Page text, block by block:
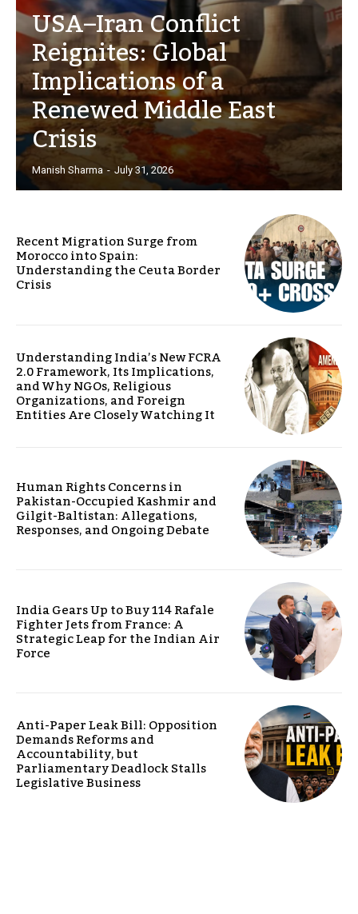
USA–Iran Conflict
Reignites: Global
Implications of a
Renewed Middle East
Crisis
Manish Sharma - July 31, 2026
Recent Migration Surge from
Morocco into Spain:
Understanding the Ceuta Border
Crisis
Understanding India’s New FCRA
2.0 Framework, Its Implications,
and Why NGOs, Religious
Organizations, and Foreign
Entities Are Closely Watching It
Human Rights Concerns in
Pakistan-Occupied Kashmir and
Gilgit-Baltistan: Allegations,
Responses, and Ongoing Debate
India Gears Up to Buy 114 Rafale
Fighter Jets from France: A
Strategic Leap for the Indian Air
Force
Anti-Paper Leak Bill: Opposition
Demands Reforms and
Accountability, but
Parliamentary Deadlock Stalls
Legislative Business